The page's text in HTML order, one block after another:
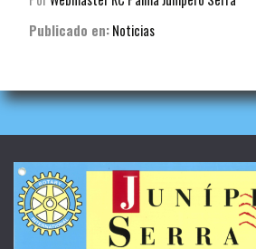
Publicado en:Noticias